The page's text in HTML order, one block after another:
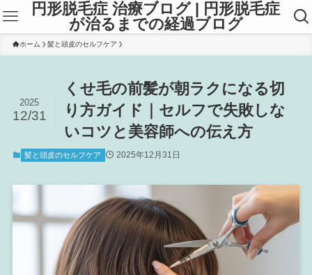
円形脱毛症 治療ブログ | 円形脱毛症
が治るまでの経過ブログ
ホーム 髪と頭皮のセルフケア
くせ毛の前髪が朝ラクになる切
り方ガイド｜セルフで失敗しな
いコツと美容師への伝え方
2025
12/31
髪と頭皮のセルフケア 2025年12月31日